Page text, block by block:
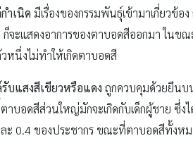
ำเนิด มีเรื่องของกรรมพันธุ์เข้ามาเกี่ยวข้
ก็จะแสดงอาการของตาบอดสีออกมา ใน
หนึ่งไม่ทำให้เกิดตาบอดสี
บแสงสีเขียวหรือแดง ถูกควบคุมด้วยยีนบ
าบอดสีส่วนใหญ่มักจะเกิดกับเด็กผู้ชาย
ะ 0.4 ของประชากร ขณะที่ตาบอดสีทั้งห